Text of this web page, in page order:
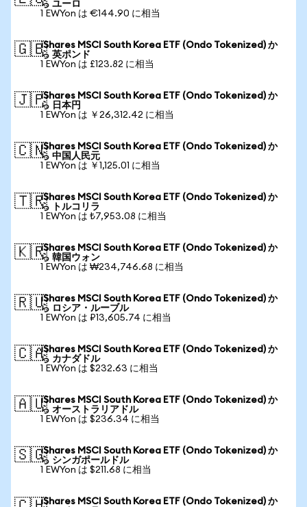
ら ユーロ
1 EWYon は €144.90 に相当
🇬🇧iShares MSCI South Korea ETF (Ondo Tokenized) か
ら 英ポンド
1 EWYon は £123.82 に相当
🇯🇵iShares MSCI South Korea ETF (Ondo Tokenized) か
ら 日本円
1 EWYon は ￥26,312.42 に相当
🇨🇳iShares MSCI South Korea ETF (Ondo Tokenized) か
ら 中国人民元
1 EWYon は ￥1,125.01 に相当
🇹🇷iShares MSCI South Korea ETF (Ondo Tokenized) か
ら トルコリラ
1 EWYon は ₺7,953.08 に相当
🇰🇷iShares MSCI South Korea ETF (Ondo Tokenized) か
ら 韓国ウォン
1 EWYon は ₩234,746.68 に相当
🇷🇺iShares MSCI South Korea ETF (Ondo Tokenized) か
ら ロシア・ルーブル
1 EWYon は ₽13,605.74 に相当
🇨🇦iShares MSCI South Korea ETF (Ondo Tokenized) か
ら カナダドル
1 EWYon は $232.63 に相当
🇦🇺iShares MSCI South Korea ETF (Ondo Tokenized) か
ら オーストラリアドル
1 EWYon は $236.34 に相当
🇸🇬iShares MSCI South Korea ETF (Ondo Tokenized) か
ら シンガポールドル
1 EWYon は $211.68 に相当
iShares MSCI South Korea ETF (Ondo Tokenized) か